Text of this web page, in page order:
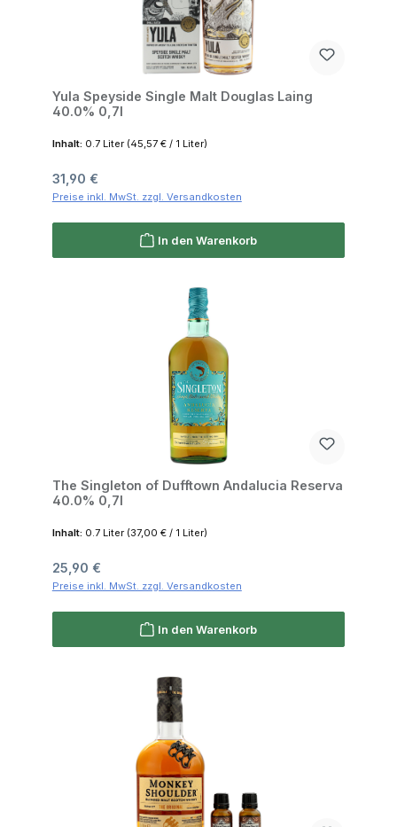
Yula Speyside Single Malt Douglas Laing
40.0% 0,7l
Inhalt: 0.7 Liter (45,57 € / 1 Liter)
Regulärer Preis:
31,90 €
Preise inkl. MwSt. zzgl. Versandkosten
In den Warenkorb
The Singleton of Dufftown Andalucia Reserva
40.0% 0,7l
Inhalt: 0.7 Liter (37,00 € / 1 Liter)
Regulärer Preis:
25,90 €
Preise inkl. MwSt. zzgl. Versandkosten
In den Warenkorb